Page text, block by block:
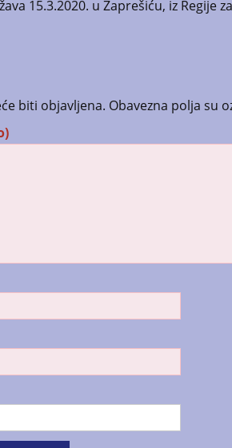
15.3.2020. u Zaprešiću, iz Regije
biti objavljena. Obavezna polja su